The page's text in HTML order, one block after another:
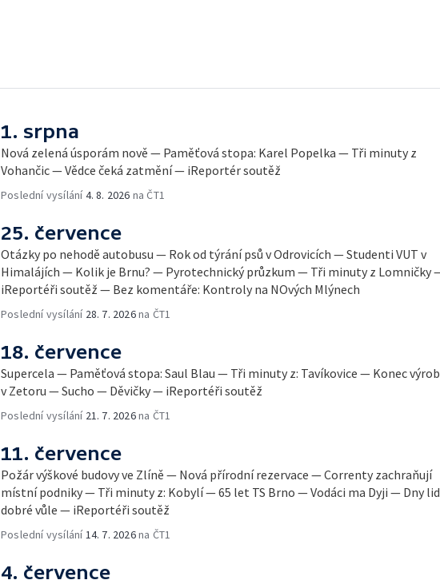
1. srpna
Nová zelená úsporám nově — Paměťová stopa: Karel Popelka — Tři minuty z
Vohančic — Vědce čeká zatmění — iReportér soutěž
Poslední vysílání4. 8. 2026 na ČT1
25. července
Otázky po nehodě autobusu — Rok od týrání psů v Odrovicích — Studenti VUT v
Himalájích — Kolik je Brnu? — Pyrotechnický průzkum — Tři minuty z Lomničky
iReportéři soutěž — Bez komentáře: Kontroly na NOvých Mlýnech
Poslední vysílání 28. 7. 2026na ČT1
18. července
Supercela — Paměťová stopa: Saul Blau — Tři minuty z: Tavíkovice — Konec
v Zetoru — Sucho — Děvičky — iReportéři soutěž
Poslední vysílání 21. 7. 2026na ČT1
11. července
Požár výškové budovy ve Zlíně — Nová přírodní rezervace — Correnty zachraňují
místní podniky — Tři minuty z: Kobylí — 65 let TS Brno — Vodáci ma Dyji — Dny
dobré vůle — iReportéři soutěž
Poslední vysílání14. 7. 2026na ČT1
4. července